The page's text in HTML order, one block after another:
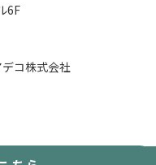
6F
コ株式会社